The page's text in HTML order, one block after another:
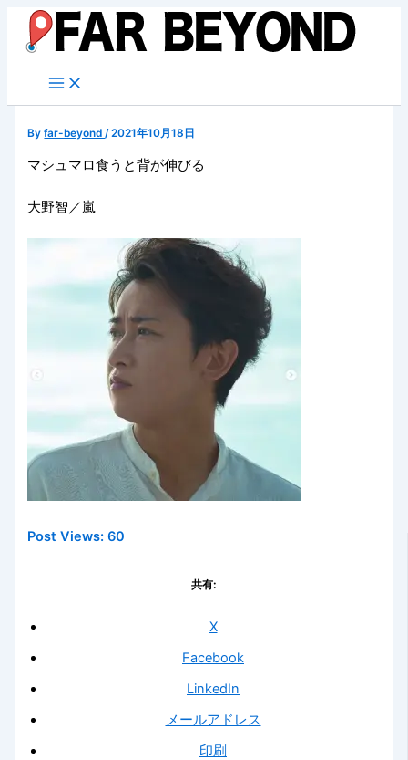
キ
Byfar-beyond/2021年10月18日
マシュマロ食うと背が伸びる
大野智／嵐
Post Views: 60
共有:
X
Facebook
LinkedIn
メールアドレス
印刷